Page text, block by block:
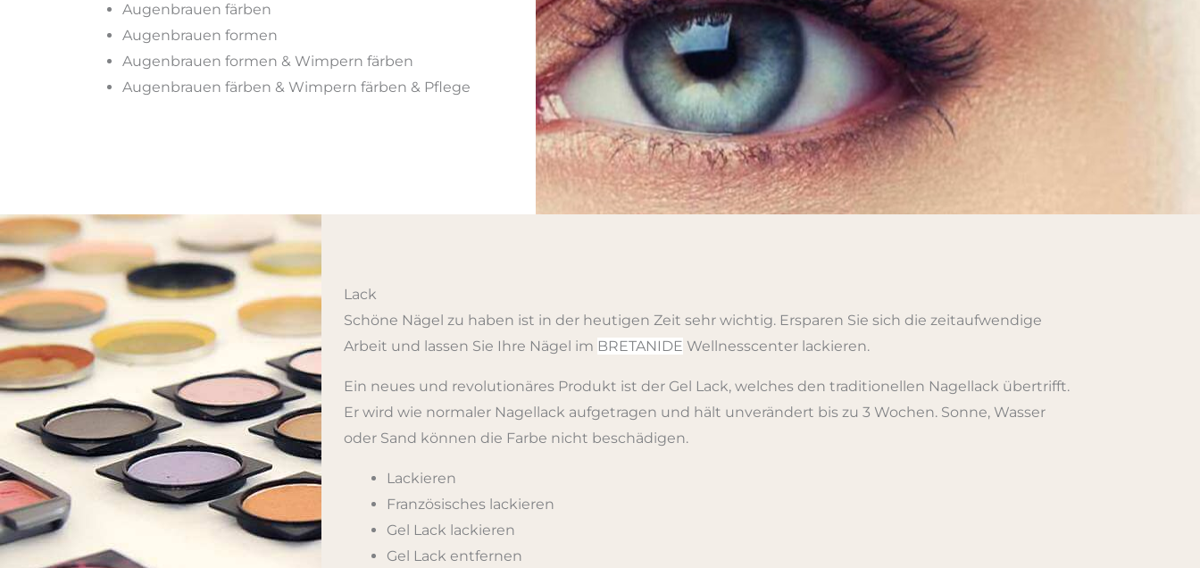
Augenbrauen färben
Augenbrauen formen
Augenbrauen formen & Wimpern färben
Augenbrauen färben & Wimpern färben & Pflege
Lack
Schöne Nägel zu haben ist in der heutigen Zeit sehr wichtig. Ersparen Sie sich die zeitaufwendige
Arbeit und lassen Sie Ihre Nägel im BRETANIDE Wellnesscenter lackieren.
Ein neues und revolutionäres Produkt ist der Gel Lack, welches den traditionellen Nagellack übertrifft.
Er wird wie normaler Nagellack aufgetragen und hält unverändert bis zu 3 Wochen. Sonne, Wasser
oder Sand können die Farbe nicht beschädigen.
Lackieren
Französisches lackieren
Gel Lack lackieren
Gel Lack entfernen